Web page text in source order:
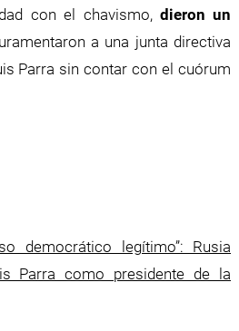
con el chavismo,dieron un
a una junta directiva
Parra sin contar con el cuórum
democrático legítimo”: Rusia
Parra como presidente de la